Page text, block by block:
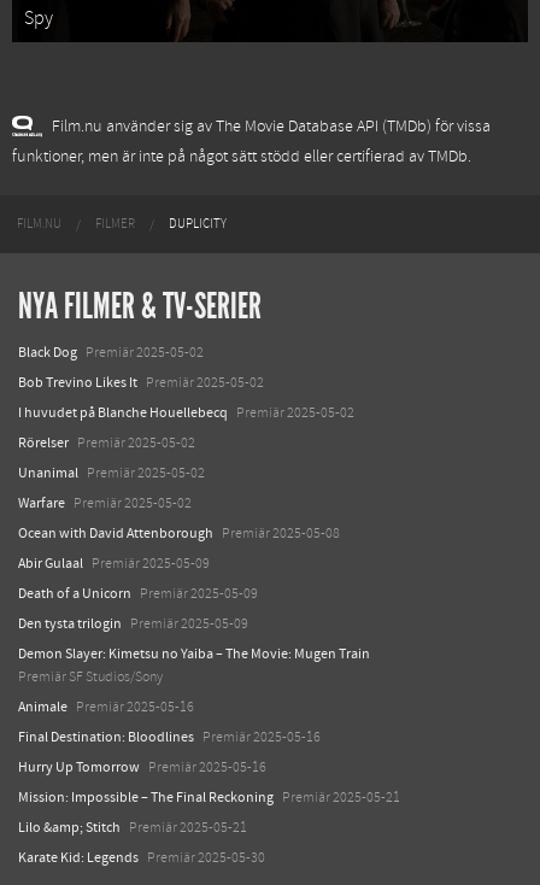
Spy
Film.nu använder sig av The Movie Database API (TMDb) för vissa
funktioner, men är inte på något sätt stödd eller certifierad av TMDb.
FILM.NU FILMER DUPLICITY
NYA FILMER & TV-SERIER
Black Dog Premiär 2025-05-02
Bob Trevino Likes It Premiär 2025-05-02
I huvudet på Blanche Houellebecq Premiär 2025-05-02
Rörelser Premiär 2025-05-02
Unanimal Premiär 2025-05-02
Warfare Premiär 2025-05-02
Ocean with David Attenborough Premiär 2025-05-08
Abir Gulaal Premiär 2025-05-09
Death of a Unicorn Premiär 2025-05-09
Den tysta trilogin Premiär 2025-05-09
Demon Slayer: Kimetsu no Yaiba – The Movie: Mugen Train
Premiär SF Studios/Sony
Animale Premiär 2025-05-16
Final Destination: Bloodlines Premiär 2025-05-16
Hurry Up Tomorrow Premiär 2025-05-16
Mission: Impossible – The Final Reckoning Premiär 2025-05-21
Lilo &amp; Stitch Premiär 2025-05-21
Karate Kid: Legends Premiär 2025-05-30